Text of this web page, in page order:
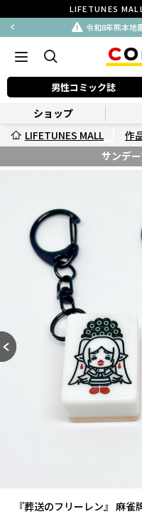
LIFETUNES
令和8年熊本地
男性コミック誌
ショップ
LIFETUNES MALL
作
サンデ
『葬送のフリーレン』 麻